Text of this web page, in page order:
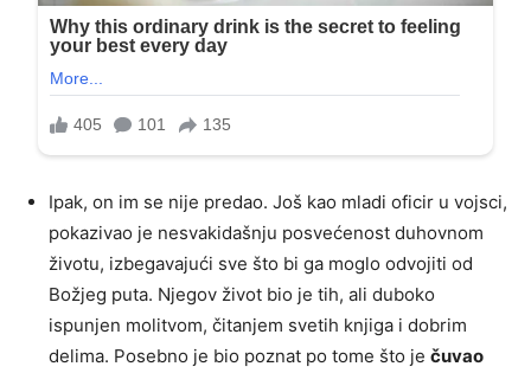
Ipak, on im se nije predao. Još kao mladi oficir u vojsci,
pokazivao je nesvakidašnju posvećenost duhovnom
životu, izbegavajući sve što bi ga moglo odvojiti od
Božjeg puta. Njegov život bio je tih, ali duboko
ispunjen molitvom, čitanjem svetih knjiga i dobrim
delima. Posebno je bio poznat po tome što je čuvao